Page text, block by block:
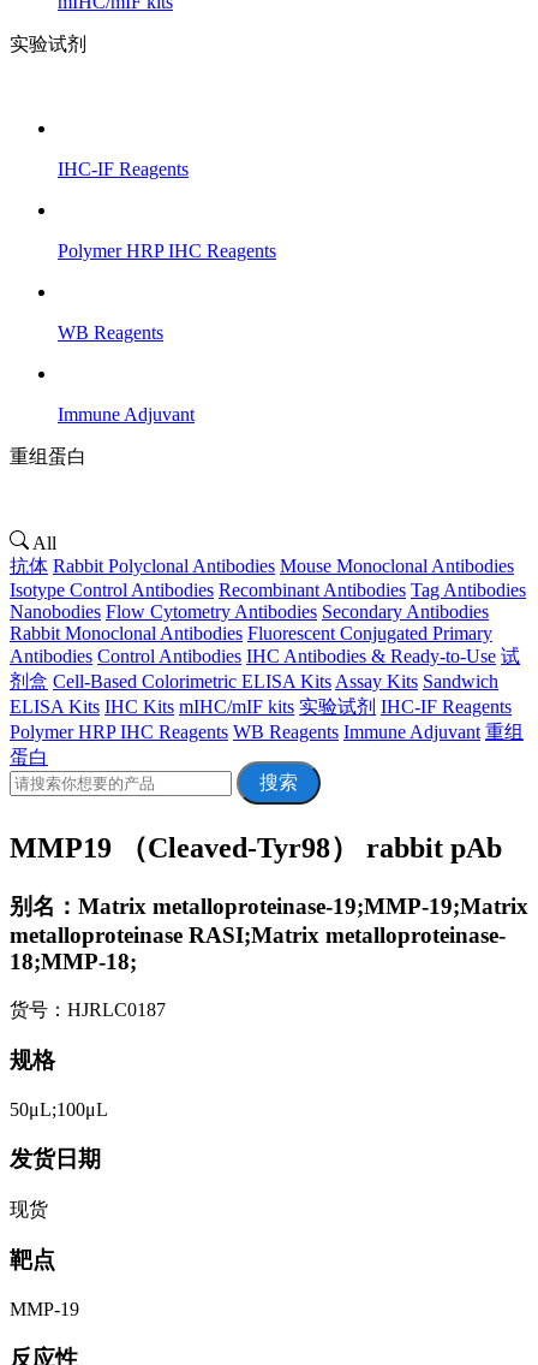
实验试剂
IHC-IF Reagents
Polymer HRP IHC Reagents
WB Reagents
Immune Adjuvant
重组蛋白
All
抗体 Rabbit Polyclonal Antibodies Mouse Monoclonal Antibodies
Isotype Control Antibodies Recombinant Antibodies Tag Antibodies
Nanobodies Flow Cytometry Antibodies Secondary Antibodies
Rabbit Monoclonal Antibodies Fluorescent Conjugated Primary
Antibodies Control Antibodies IHC Antibodies & Ready-to-Use 试
剂盒 Cell-Based Colorimetric ELISA Kits Assay Kits Sandwich
ELISA Kits IHC Kits mIHC/mIF kits 实验试剂 IHC-IF Reagents
Polymer HRP IHC Reagents WB Reagents Immune Adjuvant 重组
蛋白
搜索
MMP19 （Cleaved-Tyr98） rabbit pAb
别名：Matrix metalloproteinase-19;MMP-19;Matrix
metalloproteinase RASI;Matrix metalloproteinase-
18;MMP-18;
货号：HJRLC0187
规格
50μL;100μL
发货日期
现货
靶点
MMP-19
反应性